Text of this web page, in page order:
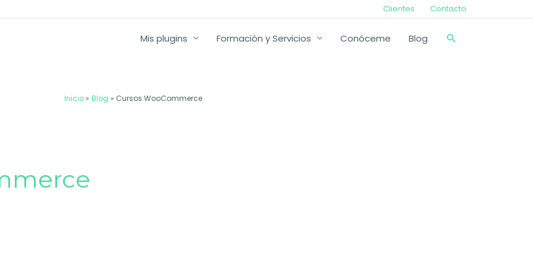
Clientes Contacto
Mis plugins Formación y Servicios Conóceme Blog Buscar
Inicio Blog Cursos WooCommerce